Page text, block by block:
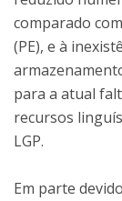
comparado
(PE), e à
para a atual
recursos
LGP.
Em parte